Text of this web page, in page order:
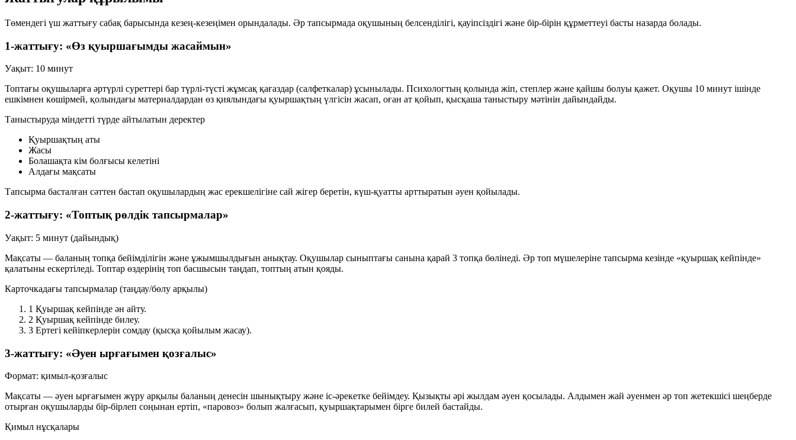
Төмендегі үш жаттығу сабақ барысында кезең-кезеңімен орындалады. Әр тапсырмада оқушының белсенділігі, қауіпсіздігі және бір-бірін құрметтеуі басты назарда болады.
1-жаттығу: «Өз қуыршағымды жасаймын»
Уақыт: 10 минут
Топтағы оқушыларға әртүрлі суреттері бар түрлі-түсті жұмсақ қағаздар (салфеткалар) ұсынылады. Психологтың қолында жіп, степлер және қайшы болуы қажет. Оқушы 10 минут ішінде
ешкімнен көшірмей, қолындағы материалдардан өз қиялындағы қуыршақтың үлгісін жасап, оған ат қойып, қысқаша таныстыру мәтінін дайындайды.
Таныстыруда міндетті түрде айтылатын деректер
Қуыршақтың аты
Жасы
Болашақта кім болғысы келетіні
Алдағы мақсаты
Тапсырма басталған сәттен бастап оқушылардың жас ерекшелігіне сай жігер беретін, күш-қуатты арттыратын әуен қойылады.
2-жаттығу: «Топтық рөлдік тапсырмалар»
Уақыт: 5 минут (дайындық)
Мақсаты — баланың топқа бейімділігін және ұжымшылдығын анықтау. Оқушылар сыныптағы санына қарай 3 топқа бөлінеді. Әр топ мүшелеріне тапсырма кезінде «қуыршақ кейпінде»
қалатыны ескертіледі. Топтар өздерінің топ басшысын таңдап, топтың атын қояды.
Карточкадағы тапсырмалар (таңдау/бөлу арқылы)
1 Қуыршақ кейпінде ән айту.
2 Қуыршақ кейпінде билеу.
3 Ертегі кейіпкерлерін сомдау (қысқа қойылым жасау).
3-жаттығу: «Әуен ырғағымен қозғалыс»
Формат: қимыл-қозғалыс
Мақсаты — әуен ырғағымен жүру арқылы баланың денесін шынықтыру және іс-әрекетке бейімдеу. Қызықты әрі жылдам әуен қосылады. Алдымен жай әуенмен әр топ жетекшісі шеңберде
отырған оқушыларды бір-бірлеп соңынан ертіп, «паровоз» болып жалғасып, қуыршақтарымен бірге билей бастайды.
Қимыл нұсқалары